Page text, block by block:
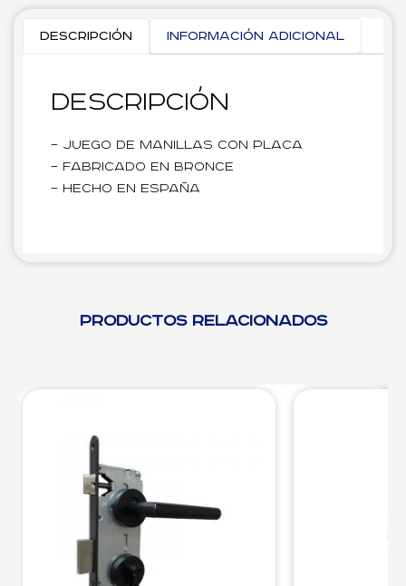
Descripción Información adicional
Descripción
– Juego de manillas con placa
– Fabricado en bronce
– Hecho en España
Productos relacionados